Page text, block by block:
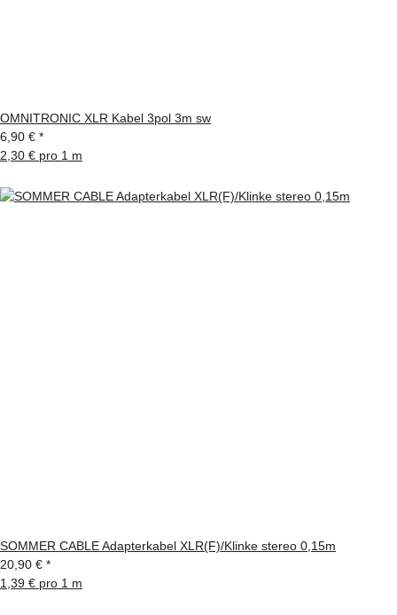
OMNITRONIC XLR Kabel 3pol 3m sw
6,90 € *
2,30 € pro 1 m
SOMMER CABLE Adapterkabel XLR(F)/Klinke stereo 0,15m
20,90 € *
1,39 € pro 1 m